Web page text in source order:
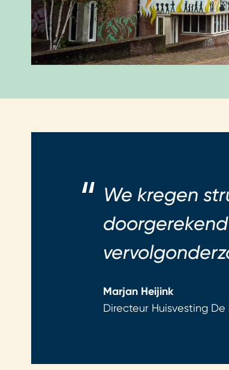
We kregen
Marjan Heijink
Directeur Huisvesting